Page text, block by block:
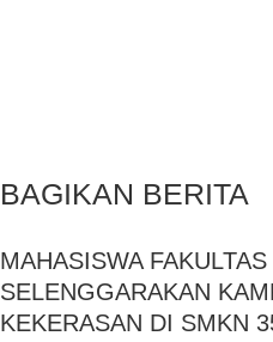
BAGIKAN BERITA
MAHASISWA
SELENGGARAKAN
KEKERASAN DI SMKN